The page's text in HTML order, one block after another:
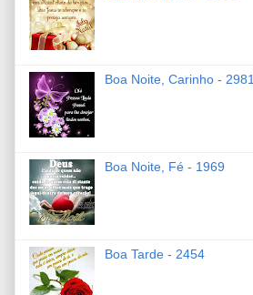
Boa Noite, Carinho - 2981
Boa Noite, Fé - 1969
Boa Tarde - 2454